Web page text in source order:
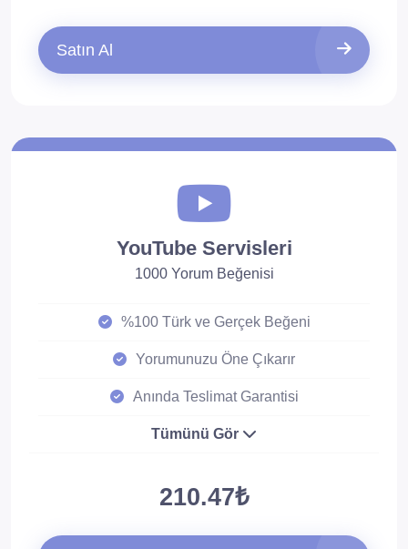
Satın Al
YouTube Servisleri
1000 Yorum Beğenisi
%100 Türk ve Gerçek Beğeni
Yorumunuzu Öne Çıkarır
Anında Teslimat Garantisi
Tümünü Gör
210.47₺